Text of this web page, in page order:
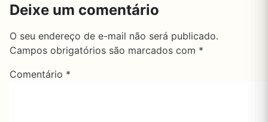
Deixe um comentário
O seu endereço de e-mail não será publicado.
Campos obrigatórios são marcados com *
Comentário *